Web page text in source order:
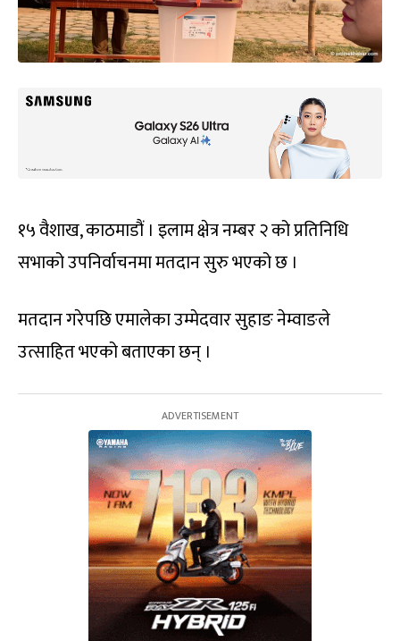
१५ वैशाख, काठमाडौं । इलाम क्षेत्र नम्बर २ को प्रतिनिधि
सभाको उपनिर्वाचनमा मतदान सुरु भएको छ ।
मतदान गरेपछि एमालेका उम्मेदवार सुहाङ नेम्वाङले
उत्साहित भएको बताएका छन् ।